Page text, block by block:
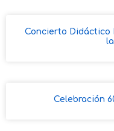
Concierto Didáctico
Celebración